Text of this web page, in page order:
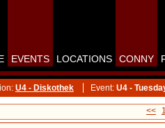
EVENTS LOCATIONS CONNY
U4 - Diskothek Event: U4 -
<<